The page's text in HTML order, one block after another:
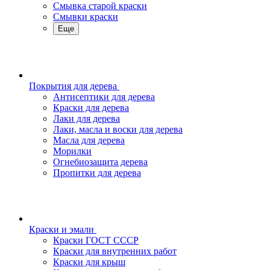
Смывка старой краски
Смывки краски
Еще
Покрытия для дерева
Антисептики для дерева
Краски для дерева
Лаки для дерева
Лаки, масла и воски для дерева
Масла для дерева
Морилки
Огнебиозащита дерева
Пропитки для дерева
Краски и эмали
Краски ГОСТ СССР
Краски для внутренних работ
Краски для крыш